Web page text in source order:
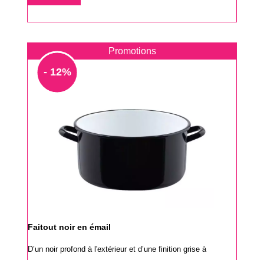
base
Promotions
- 12%
Faitout noir en émail
D’un noir profond à l'extérieur et d’une finition grise à